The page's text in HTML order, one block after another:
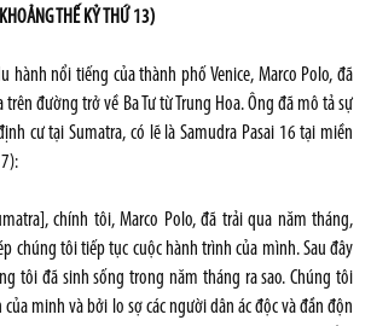
THẾ KỶ THỨ 13)
hành nổi tiếng của thành phố Venice, Marco Polo, đã
đường trở về Ba Tư từ Trung Hoa. Ông đã mô tả sự
cư tại Sumatra, có lẽ là Samudra Pasai 16 tại miền
chính tôi, Marco Polo, đã trải qua năm tháng,
chúng tôi tiếp tục cuộc hành trình của mình. Sau đây
tôi đã sinh sống trong năm tháng ra sao. Chúng tôi
minh và bởi lo sợ các người dân ác độc và đần độn